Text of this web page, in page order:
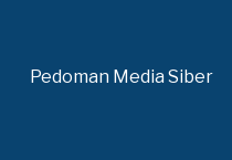
Pedoman Media Siber